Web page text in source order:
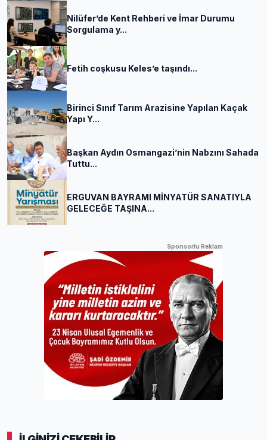
Nilüfer’de Kent Rehberi ve İmar Durumu
Sorgulama y...
Fetih coşkusu Keles’e taşındı...
Birinci Sınıf Tarım Arazisine Yapılan Kaçak
Yapı Y...
Başkan Aydın Osmangazi’nin Nabzını Sahada
Tuttu...
ERGUVAN BAYRAMI MİNYATÜR SANATIYLA
GELECEĞE TAŞINA...
Sponsorlu Reklam